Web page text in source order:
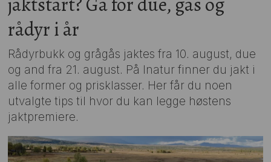
rådyr i år
Rådyrbukk og grågås jaktes fra 10. august, due
og and fra 21. august. På Inatur finner du jakt i
alle former og prisklasser. Her får du noen
utvalgte tips til hvor du kan legge høstens
jaktpremiere.